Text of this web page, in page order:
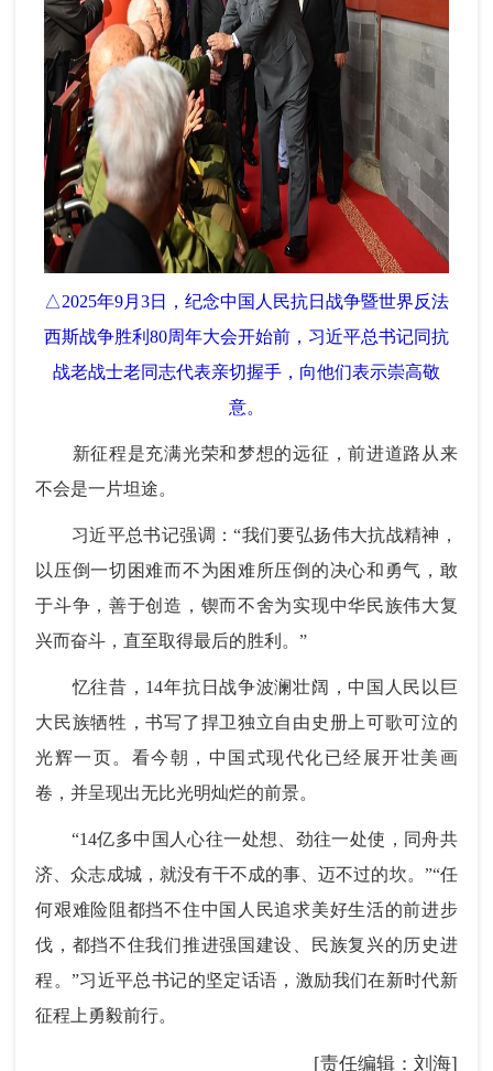
△2025年9月3日，纪念中国人民抗日战争暨世界反法
西斯战争胜利80周年大会开始前，习近平总书记同抗
战老战士老同志代表亲切握手，向他们表示崇高敬
意。
新征程是充满光荣和梦想的远征，前进道路从来
不会是一片坦途。
习近平总书记强调：“我们要弘扬伟大抗战精神，
以压倒一切困难而不为困难所压倒的决心和勇气，敢
于斗争，善于创造，锲而不舍为实现中华民族伟大复
兴而奋斗，直至取得最后的胜利。”
忆往昔，14年抗日战争波澜壮阔，中国人民以巨
大民族牺牲，书写了捍卫独立自由史册上可歌可泣的
光辉一页。看今朝，中国式现代化已经展开壮美画
卷，并呈现出无比光明灿烂的前景。
“14亿多中国人心往一处想、劲往一处使，同舟共
济、众志成城，就没有干不成的事、迈不过的坎。”“任
何艰难险阻都挡不住中国人民追求美好生活的前进步
伐，都挡不住我们推进强国建设、民族复兴的历史进
程。”习近平总书记的坚定话语，激励我们在新时代新
征程上勇毅前行。
[责任编辑：刘海]